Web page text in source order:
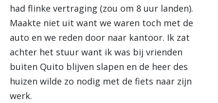
had flinke vertraging (zou om 8 uur landen).
Maakte niet uit want we waren toch met de
auto en we reden door naar kantoor. Ik zat
achter het stuur want ik was bij vrienden
buiten Quito blijven slapen en de heer des
huizen wilde zo nodig met de fiets naar zijn
werk.